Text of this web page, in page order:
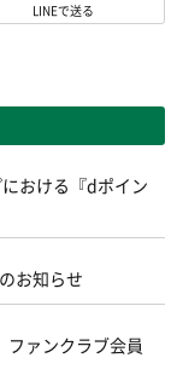
LINEで送る
おける『dポイン
お知らせ
ァンクラブ会員